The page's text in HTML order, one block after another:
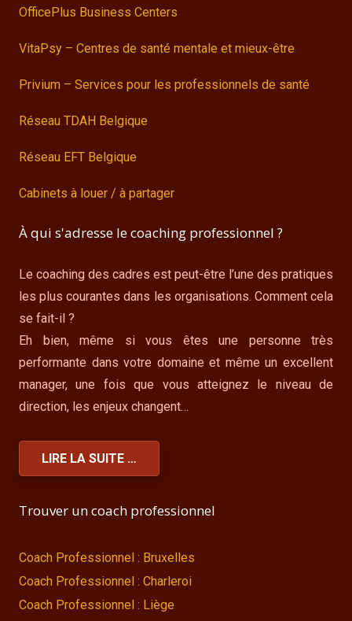
OfficePlus Business Centers
VitaPsy – Centres de santé mentale et mieux-être
Privium – Services pour les professionnels de santé
Réseau TDAH Belgique
Réseau EFT Belgique
Cabinets à louer / à partager
À qui s'adresse le coaching professionnel ?
Le coaching des cadres est peut-être l’une des pratiques
les plus courantes dans les organisations. Comment cela
se fait-il ?
Eh bien, même si vous êtes une personne très
performante dans votre domaine et même un excellent
manager, une fois que vous atteignez le niveau de
direction, les enjeux changent…
LIRE LA SUITE …
Trouver un coach professionnel
Coach Professionnel : Bruxelles
Coach Professionnel : Charleroi
Coach Professionnel : Liège